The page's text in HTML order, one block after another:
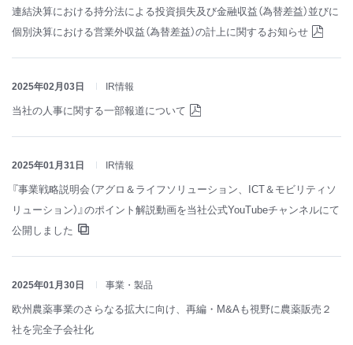
連結決算における持分法による投資損失及び金融収益（為替差益）並びに
個別決算における営業外収益（為替差益）の計上に関するお知らせ
2025年02月03日 IR情報
当社の人事に関する一部報道について
2025年01月31日 IR情報
『事業戦略説明会（アグロ＆ライフソリューション、ICT＆モビリティソ
リューション）』のポイント解説動画を当社公式YouTubeチャンネルにて
公開しました
2025年01月30日 事業・製品
欧州農薬事業のさらなる拡大に向け、再編・M&Aも視野に農薬販売２
社を完全子会社化